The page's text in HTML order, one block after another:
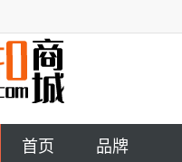
首页 品牌